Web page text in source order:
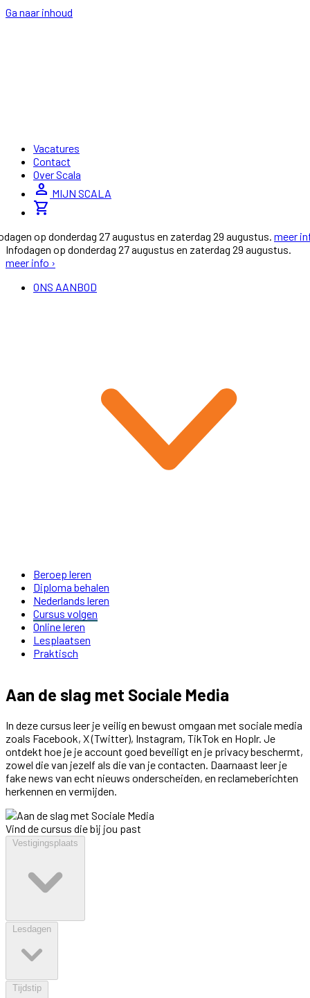
Ga naar inhoud
Vacatures
Contact
Over Scala
person MIJN SCALA
shopping_cart
op donderdag 27 augustus en zaterdag 29 augustus. meer
Infodagen op donderdag 27 augustus en zaterdag 29 augustus.
meer info ›
ONS AANBOD
Beroep leren
Diploma behalen
Nederlands leren
Cursus volgen
Online leren
Lesplaatsen
Praktisch
Aan de slag met Sociale Media
In deze cursus leer je veilig en bewust omgaan met sociale media
zoals Facebook, X (Twitter), Instagram, TikTok en Hoplr. Je
ontdekt hoe je je account goed beveiligt en je privacy beschermt,
zowel die van jezelf als die van je contacten. Daarnaast leer je
fake news van echt nieuws onderscheiden, en reclameberichten
herkennen en vermijden.
Vind de cursus die bij jou past
Vestigingsplaats
Lesdagen
Tijdstip